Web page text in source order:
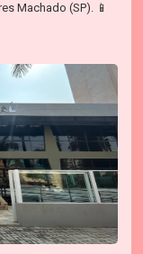
Machado (SP). 📱